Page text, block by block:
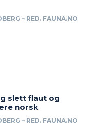
– RED. FAUNA.NO
slett flaut og
norsk
– RED. FAUNA.NO